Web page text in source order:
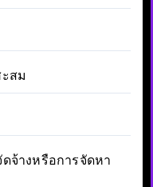
สม
จ้างหรือการจัดหา